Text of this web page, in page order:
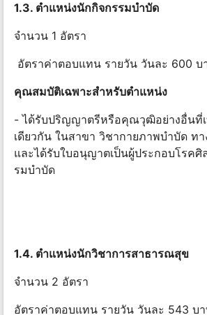
1.3. ตําแหน่งนักกิจกรรมบําบัด
จำนวน 1 อัตรา
อัตราค่าตอบแทน รายวัน วันละ 600 บ
คุณสมบัติเฉพาะสําหรับตําแหน่ง
- ได้รับปริญญาตรีหรือคุณวุฒิอย่างอื่นที่เ
เดียวกัน ในสาขา วิชากายภาพบําบัด ท
และได้รับใบอนุญาตเป็นผู้ประกอบโรคศิ
รมบําบัด
1.4. ตําแหน่งนักวิชาการสาธารณสุข
จำนวน 2 อัตรา
อัตราค่าตอบแทน รายวัน วันละ 543 บ